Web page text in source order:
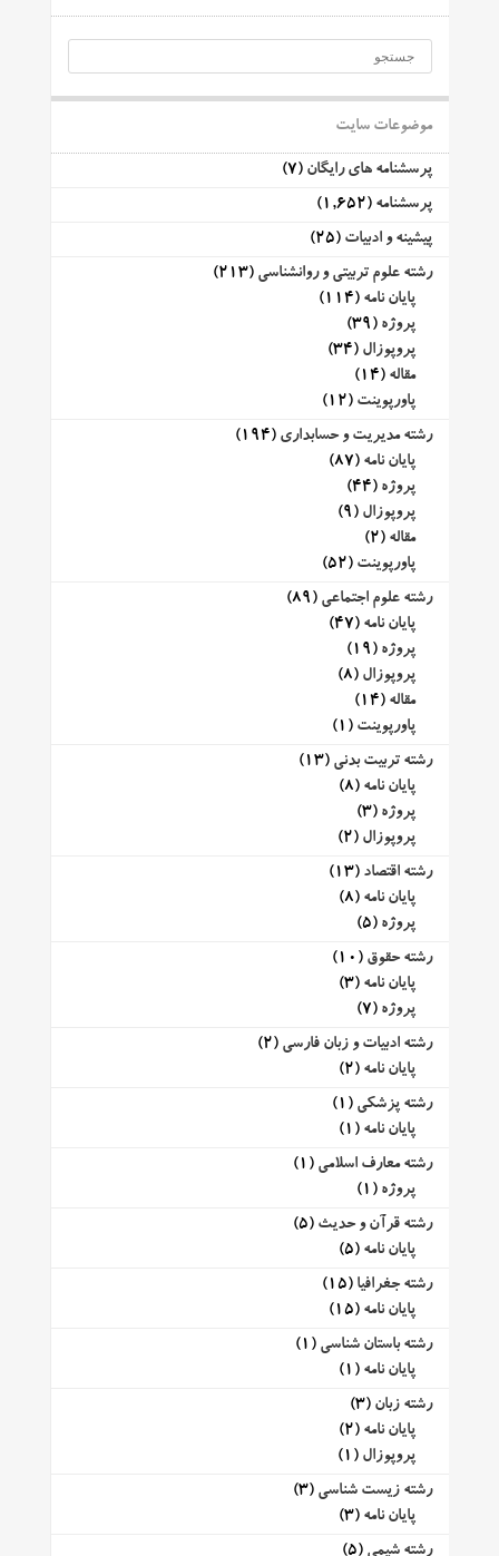
موضوعات سایت
پرسشنامه های رایگان (7)
پرسشنامه (1,652)
پیشینه و ادبیات (25)
رشته علوم تربیتی و روانشناسی (213)
پایان نامه (114)
پروژه (39)
پروپوزال (34)
مقاله (14)
پاورپوینت (12)
رشته مدیریت و حسابداری (194)
پایان نامه (87)
پروژه (44)
پروپوزال (9)
مقاله (2)
پاورپوینت (52)
رشته علوم اجتماعی (89)
پایان نامه (47)
پروژه (19)
پروپوزال (8)
مقاله (14)
پاورپوینت (1)
رشته تربیت بدنی (13)
پایان نامه (8)
پروژه (3)
پروپوزال (2)
رشته اقتصاد (13)
پایان نامه (8)
پروژه (5)
رشته حقوق (10)
پایان نامه (3)
پروژه (7)
رشته ادبیات و زبان فارسی (2)
پایان نامه (2)
رشته پزشکی (1)
پایان نامه (1)
رشته معارف اسلامی (1)
پروژه (1)
رشته قرآن و حدیث (5)
پایان نامه (5)
رشته جغرافیا (15)
پایان نامه (15)
رشته باستان شناسی (1)
پایان نامه (1)
رشته زبان (3)
پایان نامه (2)
پروپوزال (1)
رشته زیست شناسی (3)
پایان نامه (3)
رشته شیمی (5)